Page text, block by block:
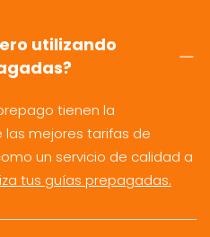
utilizando
tienen la
mejores tarifas de
un servicio de calidad a
tus guías prepagadas.